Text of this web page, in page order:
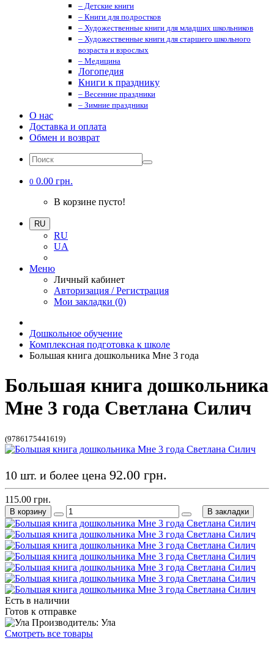
– Детские книги
– Книги для подростков
– Художественные книги для младших школьников
– Художественные книги для старшего школьного
возраста и взрослых
– Медицина
Логопедия
Книги к празднику
– Весенние праздники
– Зимние праздники
О нас
Доставка и оплата
Обмен и возврат
0 0.00 грн.
В корзине пусто!
RU
RU
UA
Меню
Личный кабинет
Авторизация / Регистрация
Мои закладки (0)
Дошкольное обучение
Комплексная подготовка к школе
Большая книга дошкольника Мне 3 года
Большая книга дошкольника
Мне 3 года Светлана Силич
(9786175441619)
Есть в наличии
Готов к отправке
Производитель: Ула
Смотреть все товары
10 шт. и более цена 92.00 грн.
115.00 грн.
В корзину В закладки